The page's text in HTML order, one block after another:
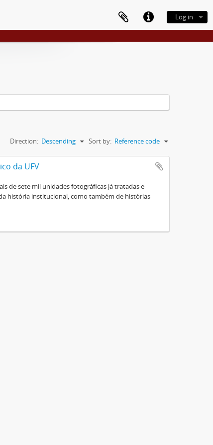
Log in
Sort by: Reference code
Direction: Descending
da UFV
de sete mil unidades fotográficas já tratadas e
história institucional, como também de histórias